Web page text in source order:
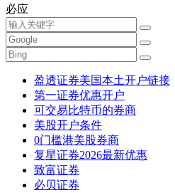
必应
盈透证券美国本土开户链接
第一证券优惠开户
可交易比特币的券商
美股开户条件
0门槛港美股券商
复星证券2026最新优惠
致富证券
必贝证券